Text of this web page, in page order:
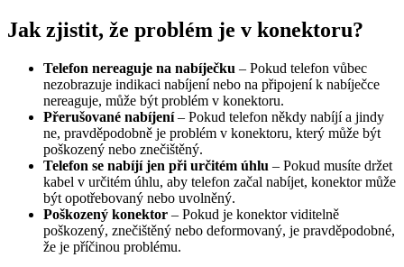
Jak zjistit, že problém je v konektoru?
Telefon nereaguje na nabíječku – Pokud telefon vůbec
nezobrazuje indikaci nabíjení nebo na připojení k nabíječce
nereaguje, může být problém v konektoru.
Přerušované nabíjení– Pokud telefon někdy nabíjí a jindy
ne, pravděpodobně je problém v konektoru, který může být
poškozený nebo znečištěný.
Telefon se nabíjí jen při určitém úhlu – Pokud musíte držet
kabel v určitém úhlu, aby telefon začal nabíjet, konektor může
být opotřebovaný nebo uvolněný.
Poškozený konektor – Pokud je konektor viditelně
poškozený, znečištěný nebo deformovaný, je pravděpodobné,
že je příčinou problému.